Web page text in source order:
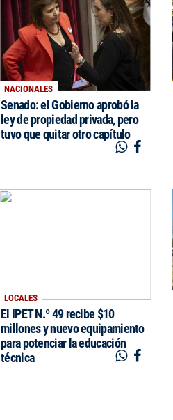
NACIONALES
Senado: el Gobierno aprobó la
ley de propiedad privada, pero
tuvo que quitar otro capítulo
LOCALES
El IPET N.º 49 recibe $10
millones y nuevo equipamiento
para potenciar la educación
técnica